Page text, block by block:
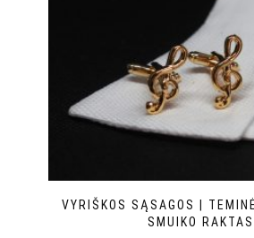
VYRIŠKOS SĄSAGOS |
SMUIKO RAKTAS